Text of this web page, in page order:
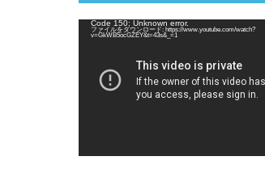
Code 150: Unknown error.
ファイルをダウンロード: https://www.youtube.com/watch?
v=GkWB5ocGZEY&t=43s&_=1